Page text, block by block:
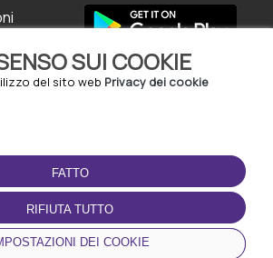
SUI COOKIE
del sito web Privacy dei cookie
FATTO
RIFIUTA TUTTO
DEI COOKIE
Copyright - URBO 2026